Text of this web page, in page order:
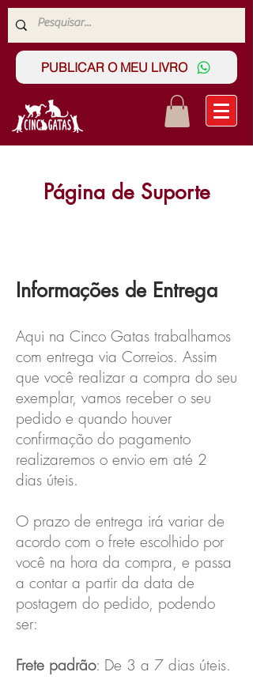
PUBLICAR O MEU LIVRO
Página de Suporte
Informações de Entrega
Aqui na Cinco Gatas trabalhamos
com entrega via Correios. Assim
que você realizar a compra do seu
exemplar, vamos receber o seu
pedido e quando houver
confirmação do pagamento
realizaremos o envio em até 2
dias úteis.
O prazo de entrega irá variar de
acordo com o frete escolhido por
você na hora da compra, e passa
a contar a partir da data de
postagem do pedido, podendo
ser:
Frete padrão: De 3 a 7 dias úteis.